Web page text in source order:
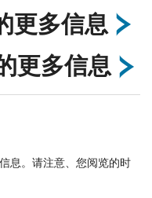
更多信息
更多信息
息。请注意、您阅览的时